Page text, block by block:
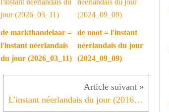
de markthandelaar =
l'instant néerlandais
du jour (2026_03_11)
de noot = l'instant
néerlandais du jour
(2024_09_09)
L'instant néerlandais du jour (2016_01_19): Vanmorgen -4°